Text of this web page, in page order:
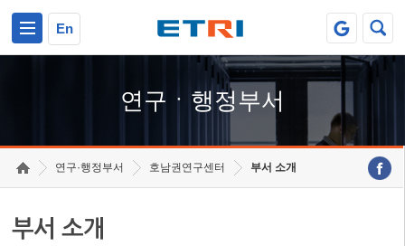
En
연구ㆍ행정부서
연구·행정부서 호남권연구센터 부서 소개
부서 소개